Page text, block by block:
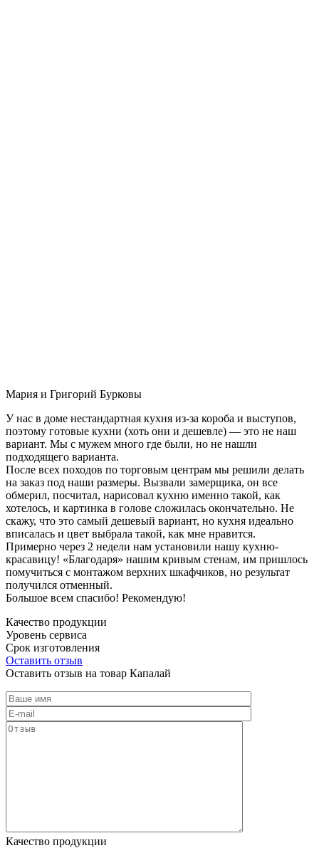
Мария и Григорий Бурковы
У нас в доме нестандартная кухня из-за короба и выступов,
поэтому готовые кухни (хоть они и дешевле) — это не наш
вариант. Мы с мужем много где были, но не нашли
подходящего варианта.
После всех походов по торговым центрам мы решили делать
на заказ под наши размеры. Вызвали замерщика, он все
обмерил, посчитал, нарисовал кухню именно такой, как
хотелось, и картинка в голове сложилась окончательно. Не
скажу, что это самый дешевый вариант, но кухня идеально
вписалась и цвет выбрала такой, как мне нравится.
Примерно через 2 недели нам установили нашу кухню-
красавицу! «Благодаря» нашим кривым стенам, им пришлось
помучиться с монтажом верхних шкафчиков, но результат
получился отменный.
Большое всем спасибо! Рекомендую!
Качество продукции
Уровень сервиса
Срок изготовления
Оставить отзыв
Оставить отзыв на товар Капалай
Качество продукции